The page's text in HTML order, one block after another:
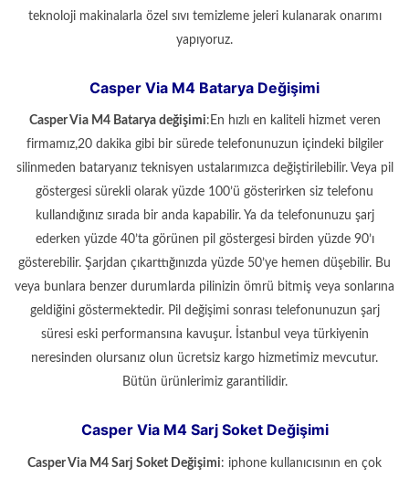
teknoloji makinalarla özel sıvı temizleme jeleri kulanarak onarımı
yapıyoruz.
Casper Via M4 Batarya Değişimi
Casper Via M4Batarya değişimi:En hızlı en kaliteli hizmet veren
firmamız,20 dakika gibi bir sürede telefonunuzun içindeki bilgiler
silinmeden bataryanız teknisyen ustalarımızca değiştirilebilir. Veya pil
göstergesi sürekli olarak yüzde 100’ü gösterirken siz telefonu
kullandığınız sırada bir anda kapabilir. Ya da telefonunuzu şarj
ederken yüzde 40’ta görünen pil göstergesi birden yüzde 90’ı
gösterebilir. Şarjdan çıkarttığınızda yüzde 50’ye hemen düşebilir. Bu
veya bunlara benzer durumlarda pilinizin ömrü bitmiş veya sonlarına
geldiğini göstermektedir. Pil değişimi sonrası telefonunuzun şarj
süresi eski performansına kavuşur. İstanbul veya türkiyenin
neresinden olursanız olun ücretsiz kargo hizmetimiz mevcutur.
Bütün ürünlerimiz garantilidir.
Casper Via M4 Sarj Soket Değişimi
Casper Via M4 Sarj Soket Değişimi: iphone kullanıcısının en çok